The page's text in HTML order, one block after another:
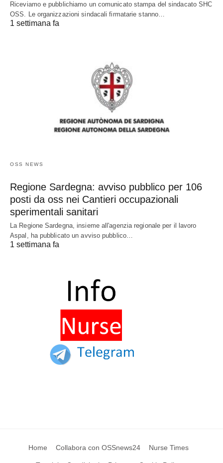
Riceviamo e pubblichiamo un comunicato stampa del sindacato SHC
OSS. Le organizzazioni sindacali firmatarie stanno…
1 settimana fa
OSS NEWS
Regione Sardegna: avviso pubblico per 106
posti da oss nei Cantieri occupazionali
sperimentali sanitari
La Regione Sardegna, insieme all'agenzia regionale per il lavoro
Aspal, ha pubblicato un avviso pubblico…
1 settimana fa
Home Collabora con OSSnews24 Nurse Times